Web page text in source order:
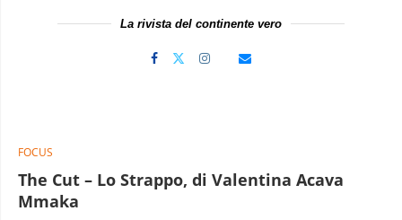
La rivista del continente vero
FOCUS
The Cut – Lo Strappo, di Valentina Acava
Mmaka